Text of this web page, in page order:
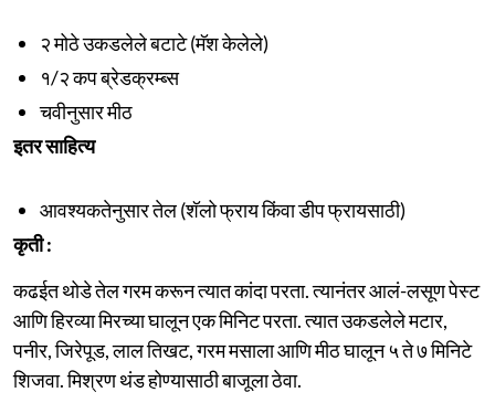
२ मोठे उकडलेले बटाटे (मॅश केलेले)
१/२ कप ब्रेडक्रम्ब्स
चवीनुसार मीठ
इतर साहित्य
आवश्यकतेनुसार तेल (शॅलो फ्राय किंवा डीप फ्रायसाठी)
कृती :
कढईत थोडे तेल गरम करून त्यात कांदा परता. त्यानंतर आलं-लसूण पेस्ट
आणि हिरव्या मिरच्या घालून एक मिनिट परता. त्यात उकडलेले मटार,
पनीर, जिरेपूड, लाल तिखट, गरम मसाला आणि मीठ घालून ५ ते ७ मिनिटे
शिजवा. मिश्रण थंड होण्यासाठी बाजूला ठेवा.